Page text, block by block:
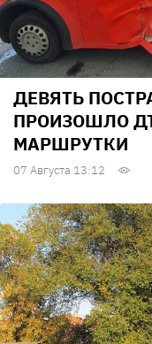
ДЕВЯТЬ
ПРОИЗОШЛО
МАРШРУТКИ
07 Августа 13:12